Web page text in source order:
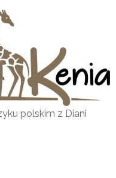
polskim z Diani